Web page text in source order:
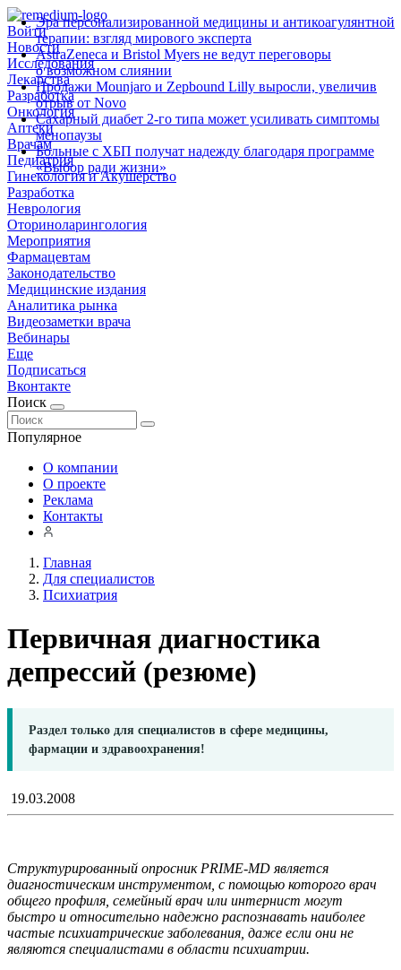
Войти
Новости
Исследования
Лекарства
Разработка
Онкология
Аптеки
Врачам
Педиатрия
Гинекология и Акушерство
Разработка
Неврология
Оториноларингология
Мероприятия
Фармацевтам
Законодательство
Медицинские издания
Аналитика рынка
Видеозаметки врача
Вебинары
Еще
Подписаться
Вконтакте
Поиск
Популярное
Эра персонализированной медицины и антикоагулянтной
терапии: взгляд мирового эксперта
AstraZeneca и Bristol Myers не ведут переговоры
о возможном слиянии
Продажи Mounjaro и Zepbound Lilly выросли, увеличив
отрыв от Novo
Сахарный диабет 2‑го типа может усиливать симптомы
менопаузы
Больные с ХБП получат надежду благодаря программе
«Выбор ради жизни»
О компании
О проекте
Реклама
Контакты
Главная
Для специалистов
Психиатрия
Первичная диагностика
депрессий (резюме)
Раздел только для специалистов в сфере медицины,
фармации и здравоохранения!
19.03.2008
Структурированный опросник PRIME-MD является
диагностическим инструментом, с помощью которого врач
общего профиля, семейный врач или интернист могут
быстро и относительно надежно распознавать наиболее
частые психиатрические заболевания, даже если они не
являются специалистами в области психиатрии.